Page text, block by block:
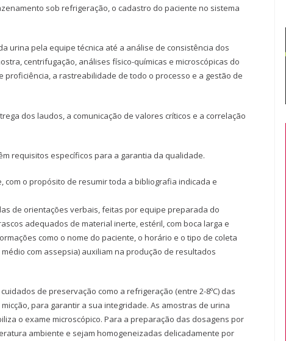
sob refrigeração, o cadastro do paciente no sistema
urina pela equipe técnica até a análise de consistência dos
centrifugação, análises físico-químicas e microscópicas do
a rastreabilidade de todo o processo e a gestão de
dos laudos, a comunicação de valores críticos e a correlação
requisitos específicos para a garantia da qualidade.
o propósito de resumir toda a bibliografia indicada e
de orientações verbais, feitas por equipe preparada do
adequados de material inerte, estéril, com boca larga e
como o nome do paciente, o horário e o tipo de coleta
com assepsia) auxiliam na produção de resultados
de preservação como a refrigeração (entre 2-8ºC) das
para garantir a sua integridade. As amostras de urina
o exame microscópico. Para a preparação das dosagens por
ambiente e sejam homogeneizadas delicadamente por